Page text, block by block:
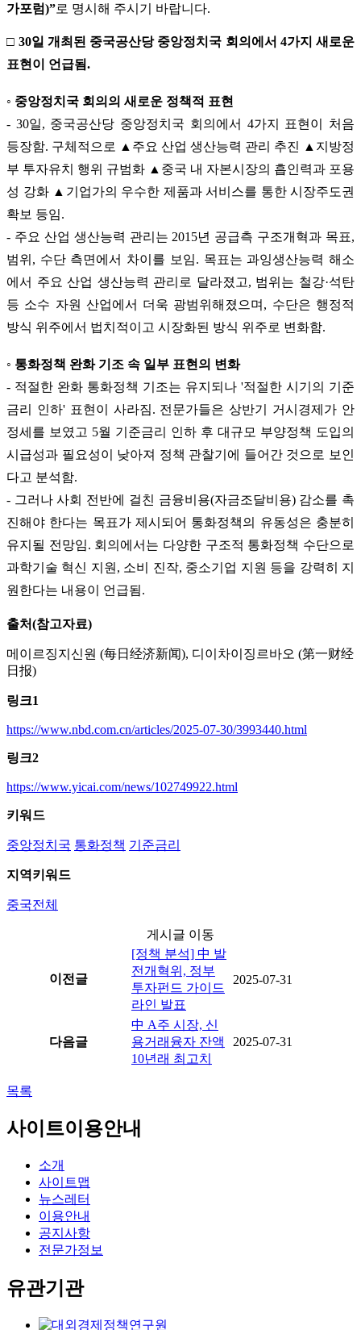
가포럼)”로 명시해 주시기 바랍니다.
□ 30일 개최된 중국공산당 중앙정치국 회의에서 4가지 새로운
표현이 언급됨.
◦ 중앙정치국 회의의 새로운 정책적 표현
- 30일, 중국공산당 중앙정치국 회의에서 4가지 표현이 처음
등장함. 구체적으로 ▲주요 산업 생산능력 관리 추진 ▲지방정
부 투자유치 행위 규범화 ▲중국 내 자본시장의 흡인력과 포용
성 강화 ▲기업가의 우수한 제품과 서비스를 통한 시장주도권
확보 등임.
- 주요 산업 생산능력 관리는 2015년 공급측 구조개혁과 목표,
범위, 수단 측면에서 차이를 보임. 목표는 과잉생산능력 해소
에서 주요 산업 생산능력 관리로 달라졌고, 범위는 철강·석탄
등 소수 자원 산업에서 더욱 광범위해졌으며, 수단은 행정적
방식 위주에서 법치적이고 시장화된 방식 위주로 변화함.
◦ 통화정책 완화 기조 속 일부 표현의 변화
- 적절한 완화 통화정책 기조는 유지되나 '적절한 시기의 기준
금리 인하' 표현이 사라짐. 전문가들은 상반기 거시경제가 안
정세를 보였고 5월 기준금리 인하 후 대규모 부양정책 도입의
시급성과 필요성이 낮아져 정책 관찰기에 들어간 것으로 보인
다고 분석함.
- 그러나 사회 전반에 걸친 금융비용(자금조달비용) 감소를 촉
진해야 한다는 목표가 제시되어 통화정책의 유동성은 충분히
유지될 전망임. 회의에서는 다양한 구조적 통화정책 수단으로
과학기술 혁신 지원, 소비 진작, 중소기업 지원 등을 강력히 지
원한다는 내용이 언급됨.
출처(참고자료)
메이르징지신원 (每日经济新闻), 디이차이징르바오 (第一财经
日报)
링크1
https://www.nbd.com.cn/articles/2025-07-30/3993440.html
링크2
https://www.yicai.com/news/102749922.html
키워드
중앙정치국 통화정책 기준금리
지역키워드
중국전체
게시글 이동
이전글
[정책 분석] 中 발
전개혁위, 정부
투자펀드 가이드
라인 발표
2025-07-31
다음글
中 A주 시장, 신
용거래융자 잔액
10년래 최고치
2025-07-31
목록
사이트이용안내
소개
사이트맵
뉴스레터
이용안내
공지사항
전문가정보
유관기관